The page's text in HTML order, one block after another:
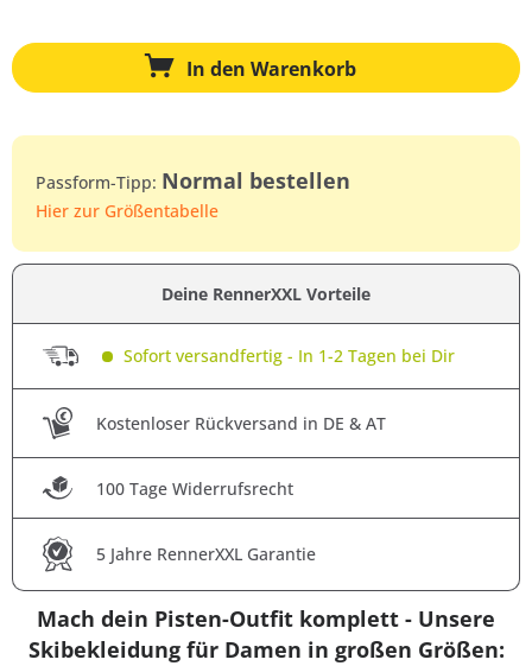
In den Warenkorb
Passform-Tipp: Normal bestellen
Hier zur Größentabelle
Deine RennerXXL Vorteile
Sofort versandfertig - In 1-2 Tagen bei Dir
Kostenloser Rückversand in DE & AT
100 Tage Widerrufsrecht
5 Jahre RennerXXL Garantie
Mach dein Pisten-Outfit komplett - Unsere
Skibekleidung für Damen in großen Größen: